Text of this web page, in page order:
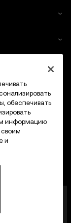
статьи
например:
© OKX,
с
материалов и
не
под
от MFSA
обеспечивать
информацию
и